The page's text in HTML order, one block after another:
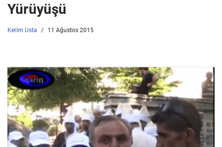
Yürüyüşü
Kerim Usta 11 Ağustos 2015